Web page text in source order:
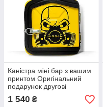
Каністра міні бар з вашим
принтом Оригінальний
подарунок другові
автолюбителю для гаража
1 540 ₴